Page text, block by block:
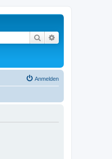
Suche
Anmelden